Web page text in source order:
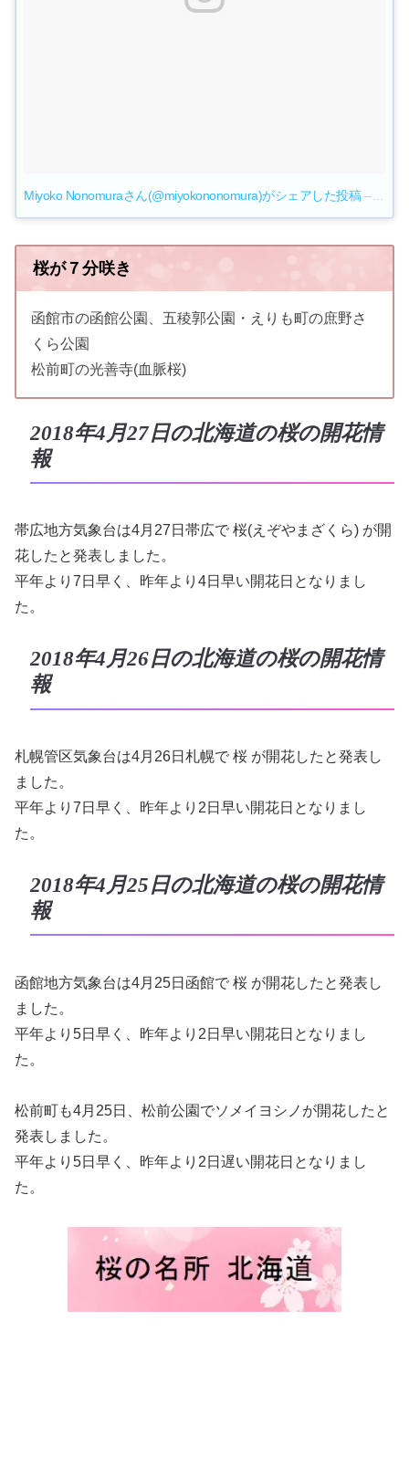
Miyoko Nonomuraさん(@miyokononomura)がシェアした投稿– 2018
桜が７分咲き
函館市の函館公園、五稜郭公園・えりも町の庶野さ
くら公園
松前町の光善寺(血脈桜)
2018年4月27日の北海道の桜の開花情
報
帯広地方気象台は4月27日帯広で 桜(えぞやまざくら) が開
花したと発表しました。
平年より7日早く、昨年より4日早い開花日となりまし
た。
2018年4月26日の北海道の桜の開花情
報
札幌管区気象台は4月26日札幌で 桜 が開花したと発表し
ました。
平年より7日早く、昨年より2日早い開花日となりまし
た。
2018年4月25日の北海道の桜の開花情
報
函館地方気象台は4月25日函館で 桜 が開花したと発表し
ました。
平年より5日早く、昨年より2日早い開花日となりまし
た。
松前町も4月25日、松前公園でソメイヨシノが開花したと
発表しました。
平年より5日早く、昨年より2日遅い開花日となりまし
た。